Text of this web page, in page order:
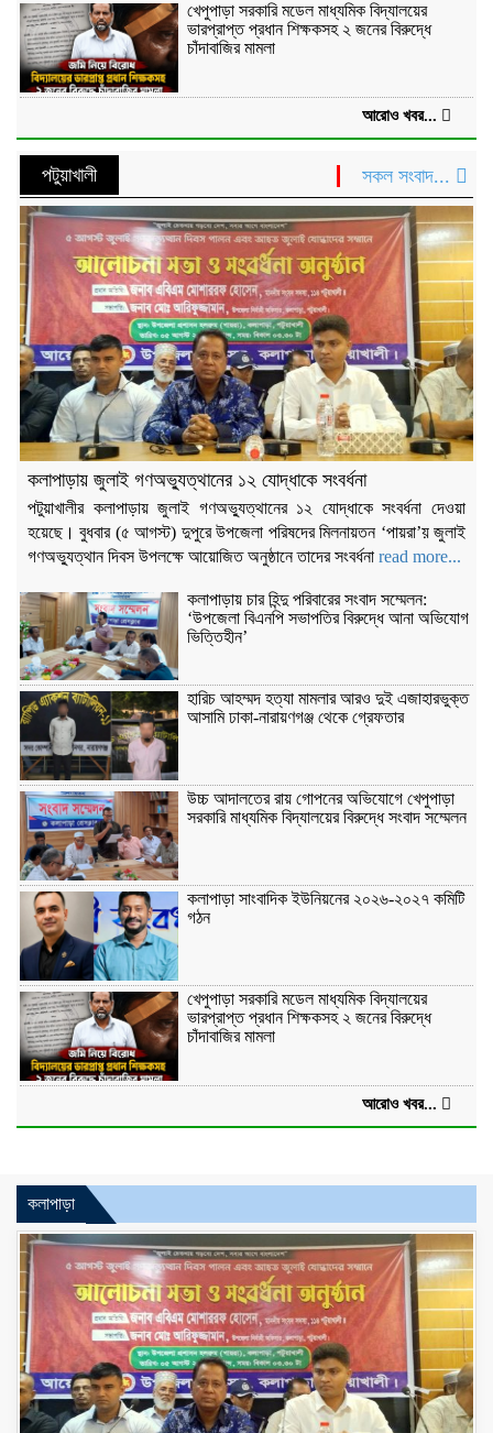
খেপুপাড়া সরকারি মডেল মাধ্যমিক বিদ্যালয়ের
ভারপ্রাপ্ত প্রধান শিক্ষকসহ ২ জনের বিরুদ্ধে
চাঁদাবাজির মামলা
আরোও খবর...
পটুয়াখালী সকল সংবাদ...
কলাপাড়ায় জুলাই গণঅভ্যুত্থানের ১২ যোদ্ধাকে সংবর্ধনা
পটুয়াখালীর কলাপাড়ায় জুলাই গণঅভ্যুত্থানের ১২ যোদ্ধাকে সংবর্ধনা দেওয়া
হয়েছে। বুধবার (৫ আগস্ট) দুপুরে উপজেলা পরিষদের মিলনায়তন ‘পায়রা’য় জুলাই
গণঅভ্যুত্থান দিবস উপলক্ষে আয়োজিত অনুষ্ঠানে তাদের সংবর্ধনা read more...
কলাপাড়ায় চার হিন্দু পরিবারের সংবাদ সম্মেলন:
‘উপজেলা বিএনপি সভাপতির বিরুদ্ধে আনা অভিযোগ
ভিত্তিহীন’
হারিচ আহম্মদ হত্যা মামলার আরও দুই এজাহারভুক্ত
আসামি ঢাকা-নারায়ণগঞ্জ থেকে গ্রেফতার
উচ্চ আদালতের রায় গোপনের অভিযোগে খেপুপাড়া
সরকারি মাধ্যমিক বিদ্যালয়ের বিরুদ্ধে সংবাদ সম্মেলন
কলাপাড়া সাংবাদিক ইউনিয়নের ২০২৬-২০২৭ কমিটি
গঠন
খেপুপাড়া সরকারি মডেল মাধ্যমিক বিদ্যালয়ের
ভারপ্রাপ্ত প্রধান শিক্ষকসহ ২ জনের বিরুদ্ধে
চাঁদাবাজির মামলা
আরোও খবর...
কলাপাড়া